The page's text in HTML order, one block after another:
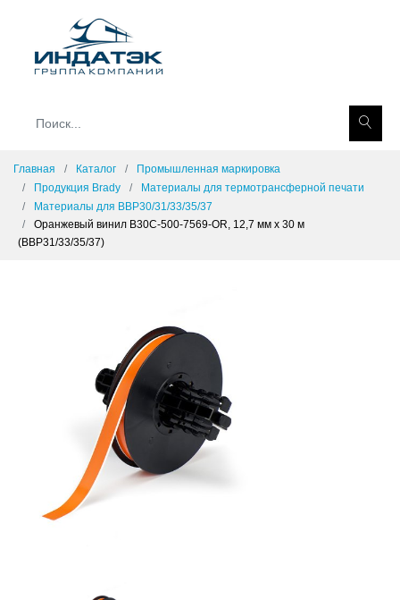
Главная Каталог
Промышленная маркировка
Продукция Brady
Материалы для термотрансферной печати
Материалы для BBP30/31/33/35/37
Оранжевый винил B30C-500-7569-OR, 12,7 мм x 30 м
(BBP31/33/35/37)